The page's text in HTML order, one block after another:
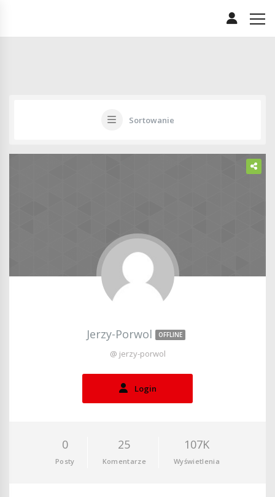
Sortowanie
Jerzy-Porwol OFFLINE
@ jerzy-porwol
Login
0
Posty
25
Komentarze
107K
Wyświetlenia